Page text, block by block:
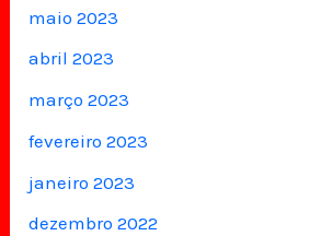
maio 2023
abril 2023
março 2023
fevereiro 2023
janeiro 2023
dezembro 2022